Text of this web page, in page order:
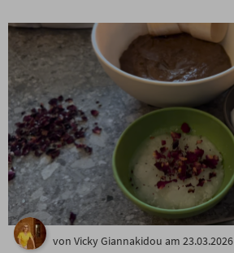
von Vicky Giannakidou am 23.03.2026